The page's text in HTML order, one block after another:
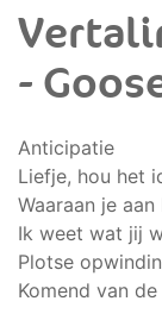
-
Anticipatie
Liefje, hou het
Waaraan je
Ik weet wat jij
Plotse
Komend van